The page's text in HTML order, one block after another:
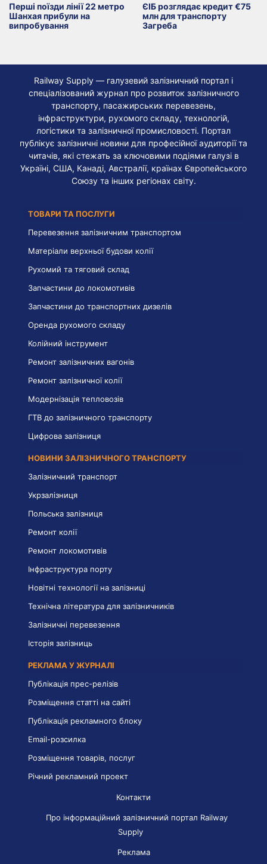
Перші поїзди лінії 22 метро
Шанхая прибули на
випробування
ЄІБ розглядає кредит €75
млн для транспорту
Загреба
Railway Supply — галузевий залізничний портал і
спеціалізований журнал про розвиток залізничного
транспорту, пасажирських перевезень,
інфраструктури, рухомого складу, технологій,
логістики та залізничної промисловості. Портал
публікує залізничні новини для професійної аудиторії та
читачів, які стежать за ключовими подіями галузі в
Україні, США, Канаді, Австралії, країнах Європейського
Союзу та інших регіонах світу.
ТОВАРИ ТА ПОСЛУГИ
Перевезення залізничним транспортом
Матеріали верхньої будови колії
Рухомий та тяговий склад
Запчастини до локомотивів
Запчастини до транспортних дизелів
Оренда рухомого складу
Колійний інструмент
Ремонт залізничних вагонів
Ремонт залізничної колії
Модернізація тепловозів
ГТВ до залізничного транспорту
Цифрова залізниця
НОВИНИ ЗАЛІЗНИЧНОГО ТРАНСПОРТУ
Залізничний транспорт
Укрзалізниця
Польська залізниця
Ремонт колії
Ремонт локомотивів
Інфраструктура порту
Новітні технології на залізниці
Технічна література для залізничників
Залізничні перевезення
Історія залізниць
РЕКЛАМА У ЖУРНАЛІ
Публікація прес-релізів
Розміщення статті на сайті
Публікація рекламного блоку
Email-розсилка
Розміщення товарів, послуг
Річний рекламний проект
Контакти
Про інформаційний залізничний портал Railway
Supply
Реклама